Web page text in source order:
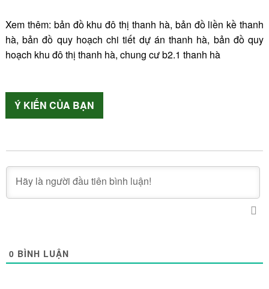
Xem thêm: bản đồ khu đô thị thanh hà, bản đồ liền kề thanh
hà,bản đồ quy hoạch chi tiết dự án thanh hà, bản đồ quy
hoạch khu đô thị thanh hà, chung cư b2.1 thanh hà
Ý KIẾN CỦA BẠN
0 BÌNH LUẬN